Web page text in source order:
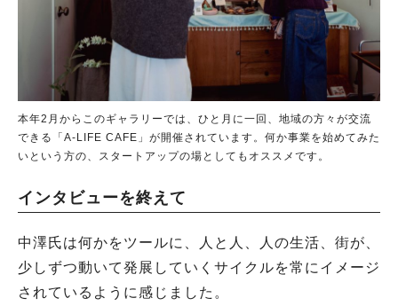
本年2月からこのギャラリーでは、ひと月に一回、地域の方々が交流
できる「A-LIFE CAFE」が開催されています。何か事業を始めてみた
いという方の、スタートアップの場としてもオススメです。
インタビューを終えて
中澤氏は何かをツールに、人と人、人の生活、街が、
少しずつ動いて発展していくサイクルを常にイメージ
されているように感じました。
#教えたい/こんなの見つけた